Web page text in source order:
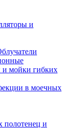
и
и мойки гибких
в моечных
полотенец и